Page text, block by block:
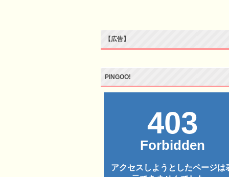
【広告】
PINGOO!